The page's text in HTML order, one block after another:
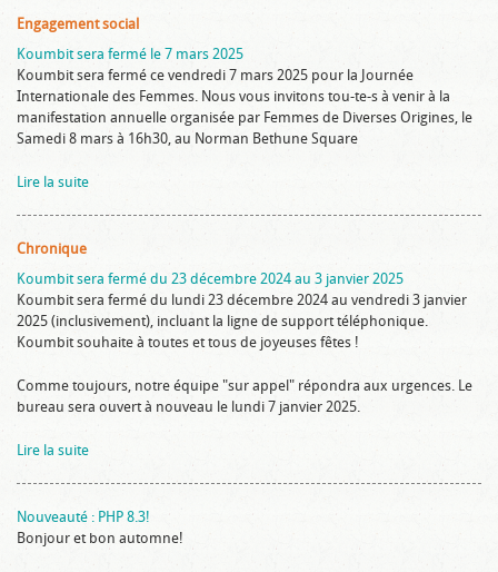
Engagement social
Koumbit sera fermé le 7 mars 2025
Koumbit sera fermé ce vendredi 7 mars 2025 pour la Journée
Internationale des Femmes. Nous vous invitons tou-te-s à venir à la
manifestation annuelle organisée par Femmes de Diverses Origines, le
Samedi 8 mars à 16h30, au Norman Bethune Square
Lire la suite
Chronique
Koumbit sera fermé du 23 décembre 2024 au 3 janvier 2025
Koumbit sera fermé du lundi 23 décembre 2024 au vendredi 3 janvier
2025 (inclusivement), incluant la ligne de support téléphonique.
Koumbit souhaite à toutes et tous de joyeuses fêtes !
Comme toujours, notre équipe "sur appel" répondra aux urgences. Le
bureau sera ouvert à nouveau le lundi 7 janvier 2025.
Lire la suite
Nouveauté : PHP 8.3!
Bonjour et bon automne!